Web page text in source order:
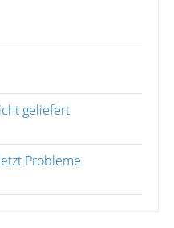
geliefert
Probleme